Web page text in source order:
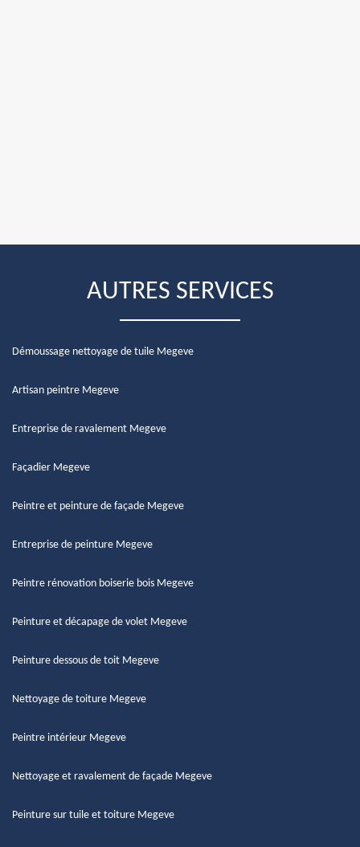
AUTRES SERVICES
Démoussage nettoyage de tuile Megeve
Artisan peintre Megeve
Entreprise de ravalement Megeve
Façadier Megeve
Peintre et peinture de façade Megeve
Entreprise de peinture Megeve
Peintre rénovation boiserie bois Megeve
Peinture et décapage de volet Megeve
Peinture dessous de toit Megeve
Nettoyage de toiture Megeve
Peintre intérieur Megeve
Nettoyage et ravalement de façade Megeve
Peinture sur tuile et toiture Megeve